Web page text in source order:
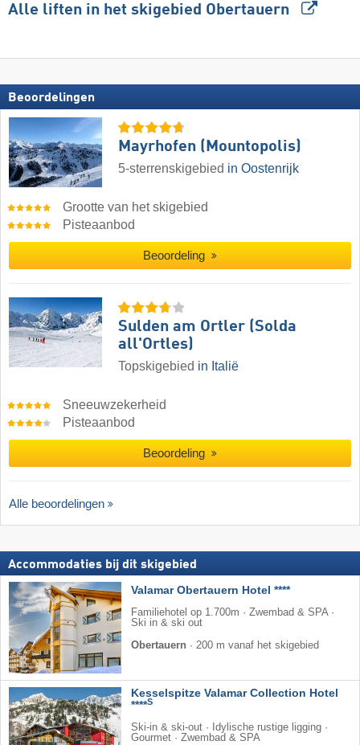
Alle liften in het skigebied Obertauern
Beoordelingen
Mayrhofen (Mountopolis)
5-sterrenskigebied in Oostenrijk
Grootte van het skigebied
Pisteaanbod
Beoordeling
Sulden am Ortler (Solda
all'Ortles)
Topskigebied in Italië
Sneeuwzekerheid
Pisteaanbod
Beoordeling
Alle beoordelingen
Accommodaties bij dit skigebied
Valamar Obertauern Hotel ****
Familiehotel op 1.700m · Zwembad & SPA ·
Ski in & ski out
Obertauern · 200 m vanaf het skigebied
Kesselspitze Valamar Collection Hotel
****S
Ski-in & ski-out · Idylische rustige ligging ·
Gourmet · Zwembad & SPA